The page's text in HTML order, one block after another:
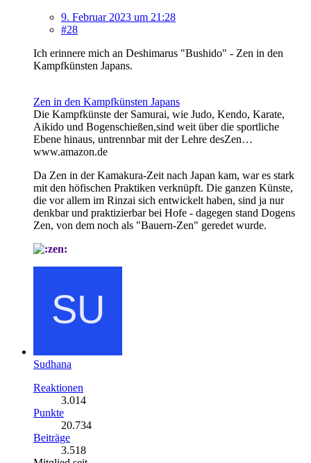
9. Februar 2023 um 21:28
#28
Ich erinnere mich an Deshimarus "Bushido" - Zen in den
Kampfkünsten Japans.
Zen in den Kampfkünsten Japans
Die Kampfkünste der Samurai, wie Judo, Kendo, Karate,
Aikido und Bogenschießen,sind weit über die sportliche
Ebene hinaus, untrennbar mit der Lehre desZen…
www.amazon.de
Da Zen in der Kamakura-Zeit nach Japan kam, war es stark
mit den höfischen Praktiken verknüpft. Die ganzen Künste,
die vor allem im Rinzai sich entwickelt haben, sind ja nur
denkbar und praktizierbar bei Hofe - dagegen stand Dogens
Zen, von dem noch als "Bauern-Zen" geredet wurde.
Sudhana
Reaktionen
3.014
Punkte
20.734
Beiträge
3.518